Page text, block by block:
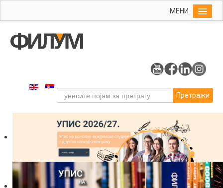
МЕНИ
Упис
Уметност
Студенти
Међународна
Претражи